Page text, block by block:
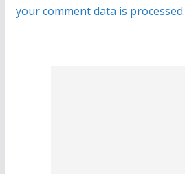
your comment data is processed.